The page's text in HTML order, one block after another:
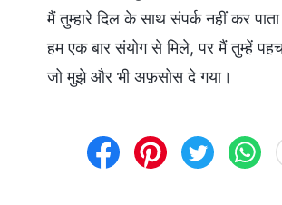
मैं तुम्हारे दिल के साथ संपर्क नहीं कर
हम एक बार संयोग से मिले, पर मैं तुम्हें
जो मुझे और भी अफ़सोस दे गया।